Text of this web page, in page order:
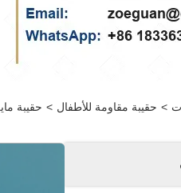
> حقيبة مقاومة للأطفال > حقيبة